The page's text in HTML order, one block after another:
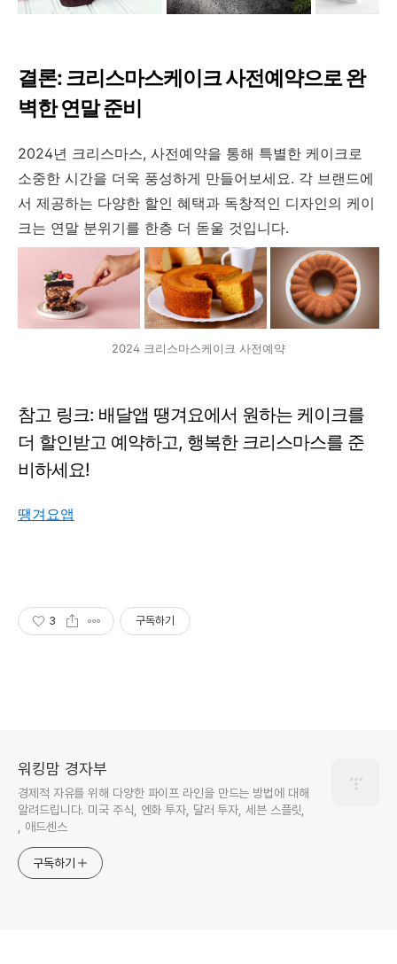
결론: 크리스마스케이크 사전예약으로 완
벽한 연말 준비
2024년 크리스마스, 사전예약을 통해 특별한 케이크로
소중한 시간을 더욱 풍성하게 만들어보세요. 각 브랜드에
서 제공하는 다양한 할인 혜택과 독창적인 디자인의 케이
크는 연말 분위기를 한층 더 돋울 것입니다.
2024 크리스마스케이크 사전예약
참고 링크: 배달앱 땡겨요에서 원하는 케이크를
더 할인받고 예약하고, 행복한 크리스마스를 준
비하세요!
땡겨요앱
3 구독하기
워킹맘 경자부
경제적 자유를 위해 다양한 파이프 라인을 만드는 방법에 대해
알려드립니다. 미국 주식, 엔화 투자, 달러 투자, 세븐 스플릿,
, 애드센스
구독하기